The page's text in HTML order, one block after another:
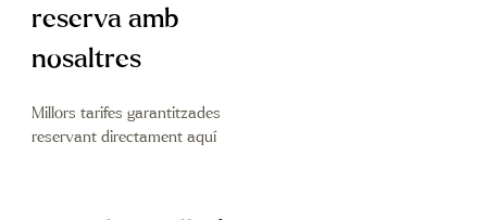
reserva amb
nosaltres
Millors tarifes garantitzades
reservant directament aquí